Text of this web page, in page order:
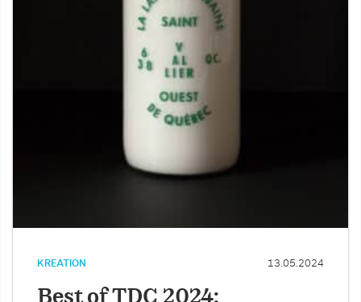
KREATION 13.05.2024
Best of TDC 2024: